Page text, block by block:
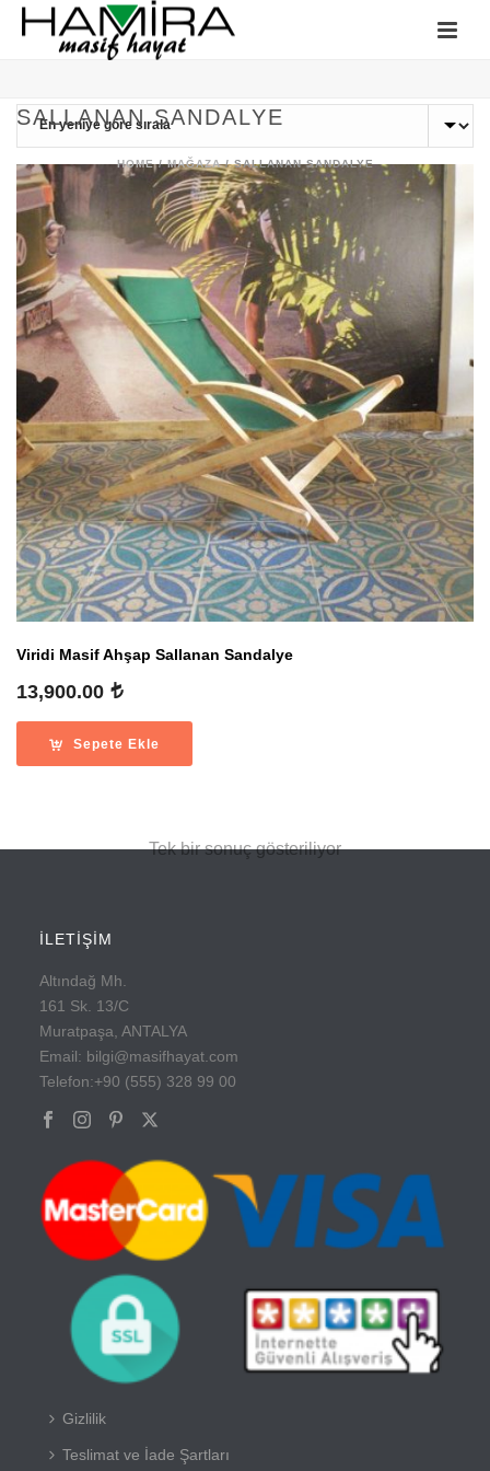
SALLANAN SANDALYE
HOME/MAĞAZA/SALLANAN SANDALYE
Viridi Masif Ahşap Sallanan Sandalye
13,900.00
Sepete Ekle
Tek bir sonuç gösteriliyor
İLETİŞİM
Altındağ Mh.
161 Sk. 13/C
Muratpaşa, ANTALYA
Email: bilgi@masifhayat.com
Telefon:+90 (555) 328 99 00
Gizlilik
Teslimat ve İade Şartları